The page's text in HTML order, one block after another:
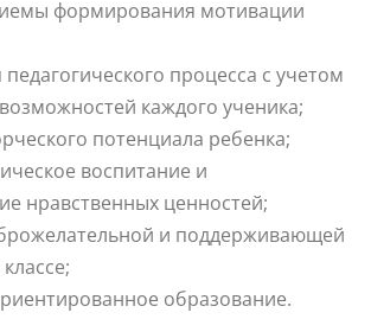
формирования мотивации
процесса с учетом
каждого ученика;
потенциала ребенка;
воспитание и
нравственных ценностей;
и поддерживающей
образование.